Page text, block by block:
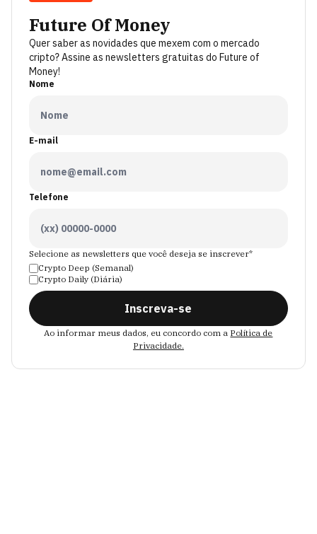
Future Of Money
Quer saber as novidades que mexem com o mercado
cripto? Assine as newsletters gratuitas do Future of
Money!
Nome
E-mail
Telefone
Selecione as newsletters que você deseja se inscrever*
Crypto Deep (Semanal)
Crypto Daily (Diária)
Inscreva-se
Ao informar meus dados, eu concordo com a Política de
Privacidade.